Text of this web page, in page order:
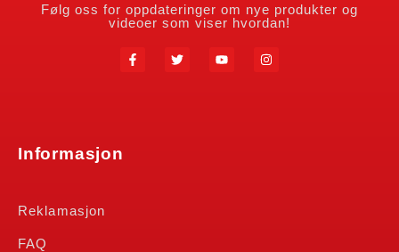
Følg oss for oppdateringer om nye produkter og
videoer som viser hvordan!
Informasjon
Reklamasjon
FAQ